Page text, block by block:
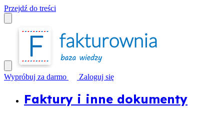
Przejdź do treści
Wypróbuj za darmo Zaloguj się
Faktury i inne dokumenty